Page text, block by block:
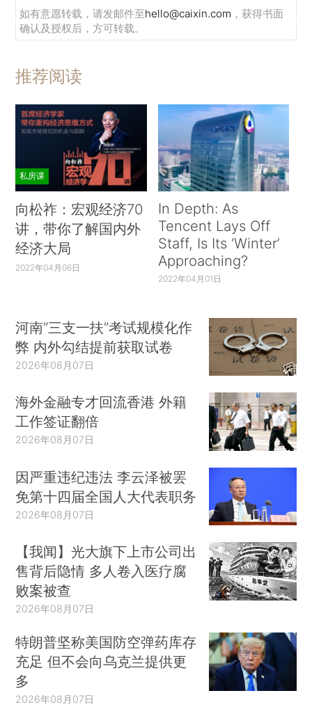
如有意愿转载，请发邮件至hello@caixin.com ，获得书面
确认及授权后，方可转载。
推荐阅读
私房课
向松祚：宏观经济70
讲，带你了解国内外
经济大局
2022年04月06日
In Depth: As
Tencent Lays Off
Staff, Is Its ‘Winter’
Approaching?
2022年04月01日
河南“三支一扶”考试规模化作
弊 内外勾结提前获取试卷
2026年08月07日
海外金融专才回流香港 外籍
工作签证翻倍
2026年08月07日
因严重违纪违法 李云泽被罢
免第十四届全国人大代表职务
2026年08月07日
【我闻】光大旗下上市公司出
售背后隐情 多人卷入医疗腐
败案被查
2026年08月07日
特朗普坚称美国防空弹药库存
充足 但不会向乌克兰提供更
多
2026年08月07日